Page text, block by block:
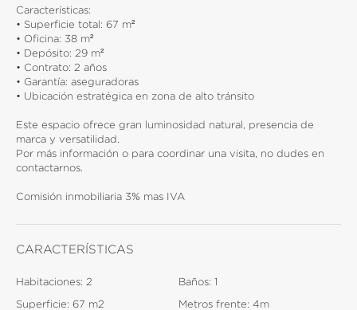
Características:
• Superficie total: 67 m²
• Oficina: 38 m²
• Depósito: 29 m²
• Contrato: 2 años
• Garantía: aseguradoras
• Ubicación estratégica en zona de alto tránsito
Este espacio ofrece gran luminosidad natural, presencia de
marca y versatilidad.
Por más información o para coordinar una visita, no dudes en
contactarnos.
Comisión inmobiliaria 3% mas IVA
CARACTERÍSTICAS
Habitaciones: 2 Baños: 1
Superficie: 67 m2 Metros frente: 4m